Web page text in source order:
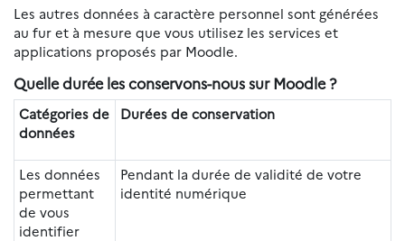
Les autres données à caractère personnel sont générées
au fur et à mesure que vous utilisez les services et
applications proposés par Moodle.
Quelle durée les conservons-nous sur Moodle ?
Catégories de
données
Durées de conservation
Les données
permettant
de vous
identifier
Pendant la durée de validité de votre
identité numérique